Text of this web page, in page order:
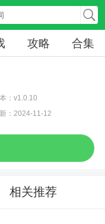
攻略 合集
：v1.0.10
：2024-11-12
相关推荐